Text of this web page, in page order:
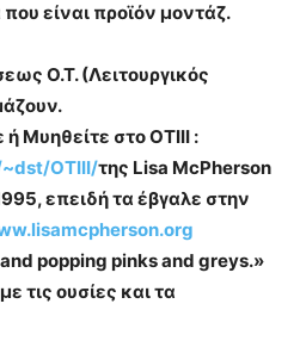
είναι προϊόν μοντάζ.
Ο.Τ. (Λειτουργικός
Μυηθείτε στο ΟΤΙΙΙ :
OTIII/της Lisa McPherson
επειδή τα έβγαλε στην
popping pinks and greys.»
τις ουσίες και τα